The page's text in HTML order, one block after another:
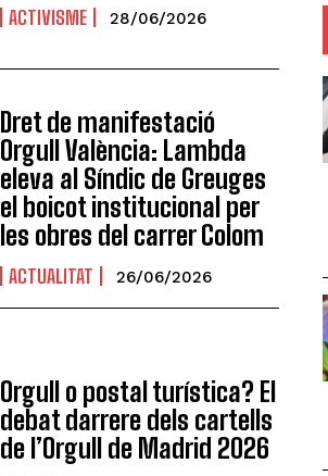
ACTIVISME 28/06/2026
Dret de manifestació
Orgull València: Lambda
eleva al Síndic de Greuges
el boicot institucional per
les obres del carrer Colom
ACTUALITAT 26/06/2026
Orgull o postal turística? El
debat darrere dels cartells
de l’Orgull de Madrid 2026